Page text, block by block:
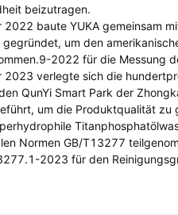
beizutragen.
2022 baute YUKA gemeinsam
gegründet, um den
2022 für die Messung
2023 verlegte sich die
QunYi Smart Park der
um die Produktqualität zu
Normen GB/T13277
2023 für den